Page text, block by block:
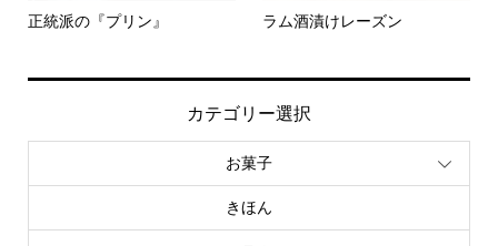
正統派の『プリン』 ラム酒漬けレーズン
カテゴリー選択
お菓子
きほん